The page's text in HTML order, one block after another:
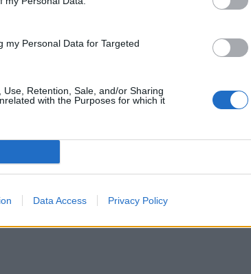
my Personal Data for Targeted
Retention, Sale, and/or Sharing
with the Purposes for which it
Data Access Privacy Policy